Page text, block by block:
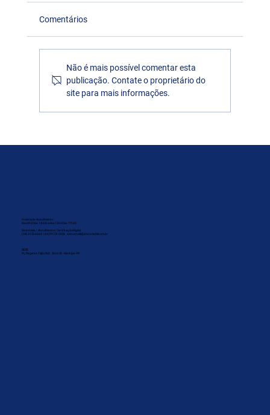
Eleição CFC - Chapa eleita conta com dois
Comentários
Não é mais possível comentar esta
publicação. Contate o proprietário do
site para mais informações.
Horário de Atendimento:
Das 8h30 às 12h00 e das 13h30 às 17h30
Secretária / Atendimento / Certificação Digital
(44) 3123-6664 (44) 99731-0054 sincontabil@sincontabil.com.br
SEDE
Pç. Regente Feijó, 360 Zona 03 - Maringá - PR